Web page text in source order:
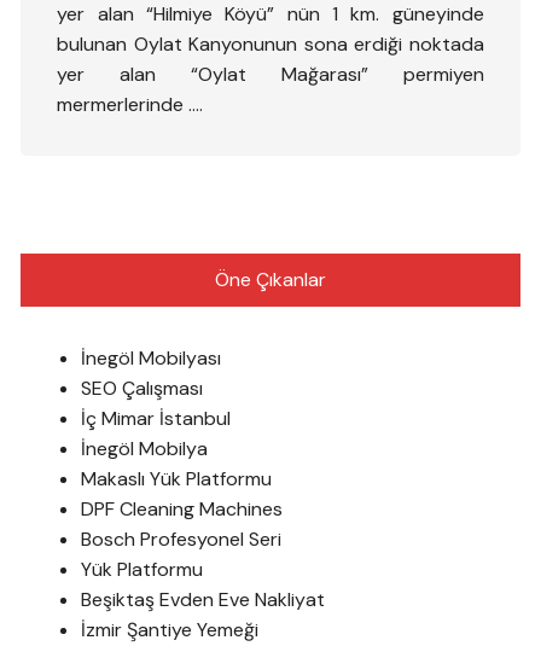
yer alan “Hilmiye Köyü” nün 1 km. güneyinde
bulunan Oylat Kanyonunun sona erdiği noktada
yer alan “Oylat Mağarası” permiyen
mermerlerinde ….
Öne Çıkanlar
İnegöl Mobilyası
SEO Çalışması
İç Mimar İstanbul
İnegöl Mobilya
Makaslı Yük Platformu
DPF Cleaning Machines
Bosch Profesyonel Seri
Yük Platformu
Beşiktaş Evden Eve Nakliyat
İzmir Şantiye Yemeği